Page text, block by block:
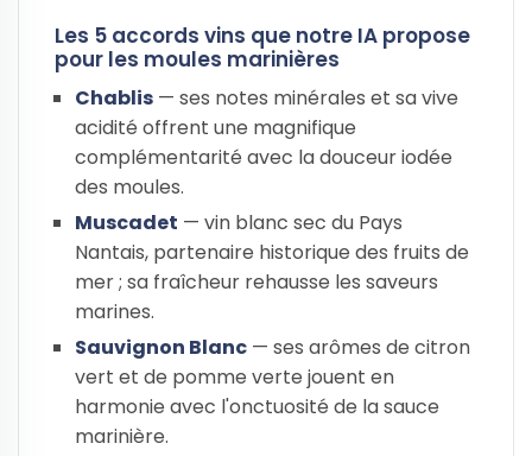
Les 5 accords vins que notre IA propose
pour les moules marinières
Chablis — ses notes minérales et sa vive
acidité offrent une magnifique
complémentarité avec la douceur iodée
des moules.
Muscadet — vin blanc sec du Pays
Nantais, partenaire historique des fruits de
mer ; sa fraîcheur rehausse les saveurs
marines.
Sauvignon Blanc — ses arômes de citron
vert et de pomme verte jouent en
harmonie avec l'onctuosité de la sauce
marinière.